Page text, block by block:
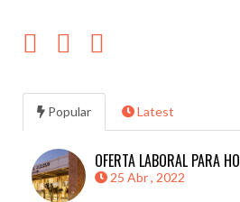
Popular Latest
OFERTA LABORAL PARA
25 Abr , 2022